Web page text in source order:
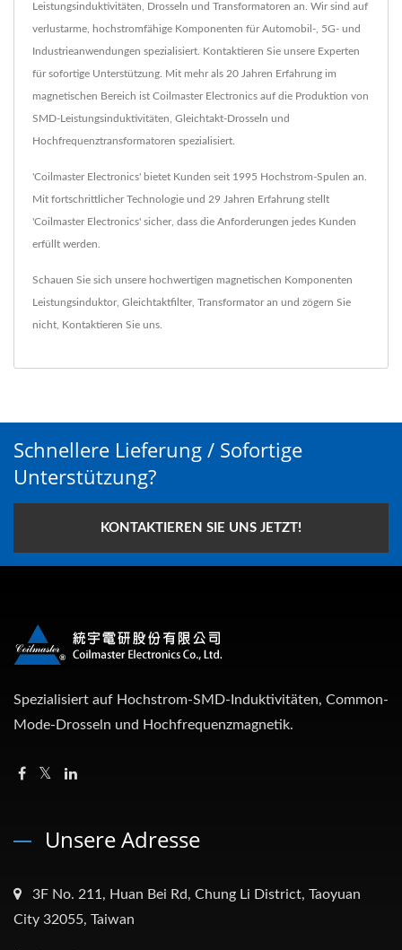
Leistungsinduktivitäten, Drosseln und Transformatoren an. Wir sind auf
verlustarme, hochstromfähige Komponenten für Automobil-, 5G- und
Industrieanwendungen spezialisiert. Kontaktieren Sie unsere Experten
für sofortige Unterstützung. Mit mehr als 20 Jahren Erfahrung im
magnetischen Bereich ist Coilmaster Electronics auf die Produktion von
SMD-Leistungsinduktivitäten, Gleichtakt-Drosseln und
Hochfrequenztransformatoren spezialisiert.
'Coilmaster Electronics' bietet Kunden seit 1995 Hochstrom-Spulen an.
Mit fortschrittlicher Technologie und 29 Jahren Erfahrung stellt
'Coilmaster Electronics' sicher, dass die Anforderungen jedes Kunden
erfüllt werden.
Schauen Sie sich unsere hochwertigen magnetischen Komponenten
Leistungsinduktor, Gleichtaktfilter, Transformatoran und zögern Sie
nicht, Kontaktieren Sie uns.
Schnellere Lieferung / Sofortige
Unterstützung?
KONTAKTIEREN SIE UNS JETZT!
Spezialisiert auf Hochstrom-SMD-Induktivitäten, Common-
Mode-Drosseln und Hochfrequenzmagnetik.
Unsere Adresse
3F No. 211, Huan Bei Rd, Chung Li District, Taoyuan
City 32055, Taiwan